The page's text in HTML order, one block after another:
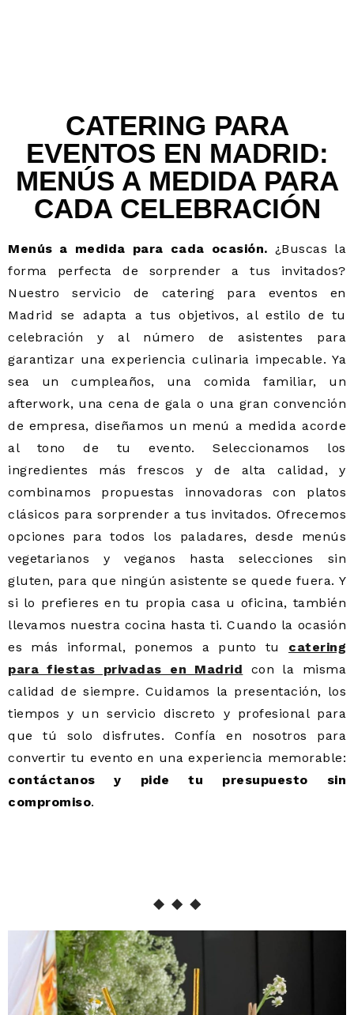
CATERING PARA
EVENTOS EN MADRID:
MENÚS A MEDIDA PARA
CADA CELEBRACIÓN
Menús a medida para cada ocasión. ¿Buscas la
forma perfecta de sorprender a tus invitados?
Nuestro servicio de catering para eventos en
Madrid se adapta a tus objetivos, al estilo de tu
celebración y al número de asistentes para
garantizar una experiencia culinaria impecable. Ya
sea un cumpleaños, una comida familiar, un
afterwork, una cena de gala o una gran convención
de empresa, diseñamos un menú a medida acorde
al tono de tu evento. Seleccionamos los
ingredientes más frescos y de alta calidad, y
combinamos propuestas innovadoras con platos
clásicos para sorprender a tus invitados. Ofrecemos
opciones para todos los paladares, desde menús
vegetarianos y veganos hasta selecciones sin
gluten, para que ningún asistente se quede fuera. Y
si lo prefieres en tu propia casa u oficina, también
llevamos nuestra cocina hasta ti. Cuando la ocasión
es más informal, ponemos a punto tu catering
para fiestas privadas en Madrid con la misma
calidad de siempre. Cuidamos la presentación, los
tiempos y un servicio discreto y profesional para
que tú solo disfrutes. Confía en nosotros para
convertir tu evento en una experiencia memorable:
contáctanos y pide tu presupuesto sin
compromiso.